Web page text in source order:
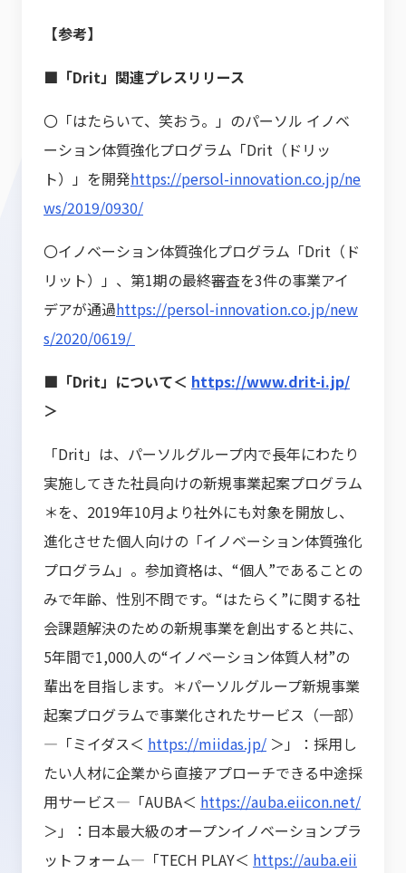
【参考】
■「Drit」関連プレスリリース
〇「はたらいて、笑おう。」のパーソル イノベ
ーション体質強化プログラム「Drit（ドリッ
ト）」を開発https://persol-innovation.co.jp/ne
ws/2019/0930/
〇イノベーション体質強化プログラム「Drit（ド
リット）」、第1期の最終審査を3件の事業アイ
デアが通過https://persol-innovation.co.jp/new
s/2020/0619/
■「Drit」について＜ https://www.drit-i.jp/
＞
「Drit」は、パーソルグループ内で長年にわたり
実施してきた社員向けの新規事業起案プログラム
＊を、2019年10月より社外にも対象を開放し、
進化させた個人向けの「イノベーション体質強化
プログラム」。参加資格は、“個人”であることの
みで年齢、性別不問です。“はたらく”に関する社
会課題解決のための新規事業を創出すると共に、
5年間で1,000人の“イノベーション体質人材”の
輩出を目指します。＊パーソルグループ新規事業
起案プログラムで事業化されたサービス（一部）
―「ミイダス＜ https://miidas.jp/ ＞」：採用し
たい人材に企業から直接アプローチできる中途採
用サービス―「AUBA＜ https://auba.eiicon.net/
＞」：日本最大級のオープンイノベーションプラ
ットフォーム―「TECH PLAY＜ https://auba.eii